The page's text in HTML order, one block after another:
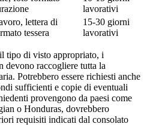
lavorativi
lettera di
tessera
15-30 giorni
lavorativi
tipo di visto appropriato, i
devono raccogliere tutta la
Potrebbero essere richiesti anche
sufficienti e copie di eventuali
provengono da paesi come
o Honduras, dovrebbero
requisiti indicati dal consolato